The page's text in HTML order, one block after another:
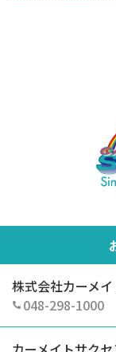
株式会社カーメ
048-298-1000